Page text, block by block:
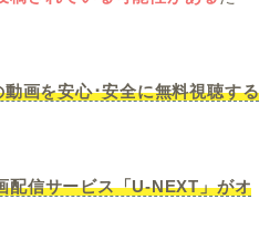
画を安心･安全に無料視聴する
配信サービス「U-NEXT」がオ